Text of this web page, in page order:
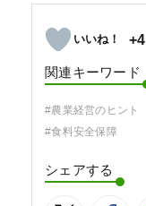
+4
関連キーワード
#農業経営のヒント
#食料安全保障
シェアする